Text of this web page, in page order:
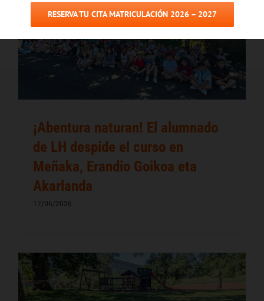
¡Abentura naturan! El alumnado
de LH despide el curso en
Meñaka, Erandio Goikoa eta
Akarlanda
17/06/2026
RESERVA TU CITA MATRICULACIÓN 2026 – 2027